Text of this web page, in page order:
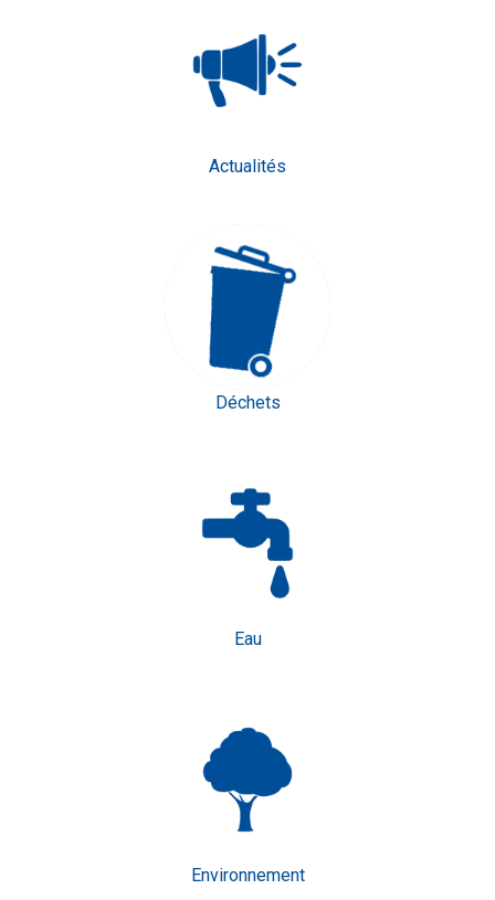
Actualités
Déchets
Eau
Environnement